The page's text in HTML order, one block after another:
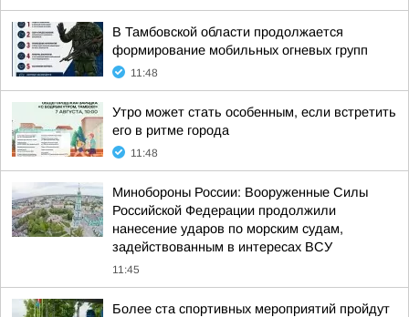
В Тамбовской области продолжается
формирование мобильных огневых групп
11:48
Утро может стать особенным, если встретить
его в ритме города
11:48
Минобороны России: Вооруженные Силы
Российской Федерации продолжили
нанесение ударов по морским судам,
задействованным в интересах ВСУ
11:45
Более ста спортивных мероприятий пройдут